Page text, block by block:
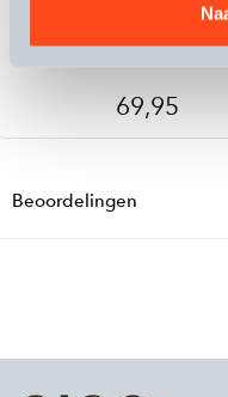
69,95
Beoordelingen